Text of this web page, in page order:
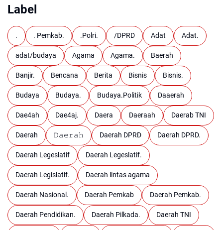
Label
. . Pemkab. .Polri. /DPRD Adat Adat.
adat/budaya Agama Agama. Baerah
Banjir. Bencana Berita Bisnis Bisnis.
Budaya Budaya. Budaya.Politik Daaerah
Dae4ah Dae4aj. Daera Daeraah Daerab TNI
Daerah 𝙳𝚊𝚎𝚛𝚊𝚑 Daerah DPRD Daerah DPRD.
Daerah Legeslatif Daerah Legeslatif.
Daerah Legislatif. Daerah lintas agama
Daerah Nasional. Daerah Pemkab Daerah Pemkab.
Daerah Pendidikan. Daerah Pilkada. Daerah TNI